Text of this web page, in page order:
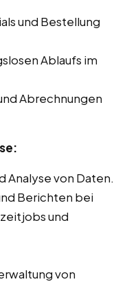
und Bestellung
Ablaufs im
Abrechnungen
Analyse von Daten.
Berichten bei
und
von